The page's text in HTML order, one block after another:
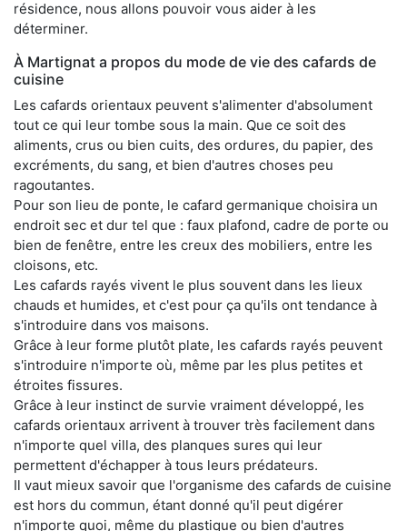
résidence, nous allons pouvoir vous aider à les
déterminer.
À Martignat a propos du mode de vie des cafards de
cuisine
Les cafards orientaux peuvent s'alimenter d'absolument
tout ce qui leur tombe sous la main. Que ce soit des
aliments, crus ou bien cuits, des ordures, du papier, des
excréments, du sang, et bien d'autres choses peu
ragoutantes.
Pour son lieu de ponte, le cafard germanique choisira un
endroit sec et dur tel que : faux plafond, cadre de porte ou
bien de fenêtre, entre les creux des mobiliers, entre les
cloisons, etc.
Les cafards rayés vivent le plus souvent dans les lieux
chauds et humides, et c'est pour ça qu'ils ont tendance à
s'introduire dans vos maisons.
Grâce à leur forme plutôt plate, les cafards rayés peuvent
s'introduire n'importe où, même par les plus petites et
étroites fissures.
Grâce à leur instinct de survie vraiment développé, les
cafards orientaux arrivent à trouver très facilement dans
n'importe quel villa, des planques sures qui leur
permettent d'échapper à tous leurs prédateurs.
Il vaut mieux savoir que l'organisme des cafards de cuisine
est hors du commun, étant donné qu'il peut digérer
n'importe quoi, même du plastique ou bien d'autres